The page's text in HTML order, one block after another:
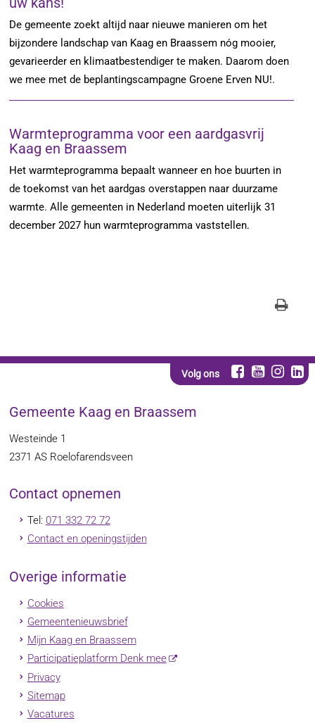
uw kans!
De gemeente zoekt altijd naar nieuwe manieren om het
bijzondere landschap van Kaag en Braassem nóg mooier,
gevarieerder en klimaatbestendiger te maken. Daarom doen
we mee met de beplantingscampagne Groene Erven NU!.
Warmteprogramma voor een aardgasvrij
Kaag en Braassem
Het warmteprogramma bepaalt wanneer en hoe buurten in
de toekomst van het aardgas overstappen naar duurzame
warmte. Alle gemeenten in Nederland moeten uiterlijk 31
december 2027 hun warmteprogramma vaststellen.
Volg ons
Gemeente Kaag en Braassem
Westeinde 1
2371 AS Roelofarendsveen
Contact opnemen
Tel: 071 332 72 72
Contact en openingstijden
Overige informatie
Cookies
Gemeentenieuwsbrief
Mijn Kaag en Braassem
Participatieplatform Denk mee
Privacy
Sitemap
Vacatures